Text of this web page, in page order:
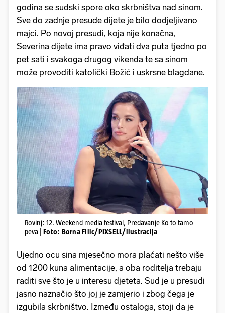
godina se sudski spore oko skrbništva nad sinom.
Sve do zadnje presude dijete je bilo dodjeljivano
majci. Po novoj presudi, koja nije konačna,
Severina dijete ima pravo viđati dva puta tjedno po
pet sati i svakoga drugog vikenda te sa sinom
može provoditi katolički Božić i uskrsne blagdane.
Rovinj: 12. Weekend media festival, Predavanje Ko to tamo
peva | Foto: Borna Filic/PIXSELL/ilustracija
Ujedno ocu sina mjesečno mora plaćati nešto više
od 1200 kuna alimentacije, a oba roditelja trebaju
raditi sve što je u interesu djeteta. Sud je u presudi
jasno naznačio što joj je zamjerio i zbog čega je
izgubila skrbništvo. Između ostaloga, stoji da je